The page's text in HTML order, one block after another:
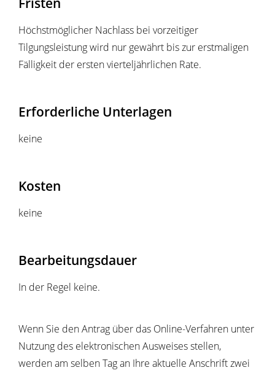
Höchstmöglicher Nachlass bei vorzeitiger
Tilgungsleistung wird nur gewährt bis zur erstmaligen
Fälligkeit der ersten vierteljährlichen Rate.
Erforderliche Unterlagen
keine
Kosten
keine
Bearbeitungsdauer
In der Regel keine.
Wenn Sie den Antrag über das Online-Verfahren unter
Nutzung des elektronischen Ausweises stellen,
werden am selben Tag an Ihre aktuelle Anschrift zwei